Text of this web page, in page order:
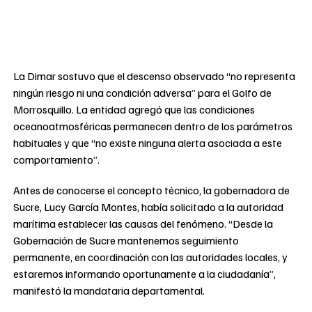
La Dimar sostuvo que el descenso observado “no representa
ningún riesgo ni una condición adversa” para el Golfo de
Morrosquillo. La entidad agregó que las condiciones
oceanoatmosféricas permanecen dentro de los parámetros
habituales y que “no existe ninguna alerta asociada a este
comportamiento”.
Antes de conocerse el concepto técnico, la gobernadora de
Sucre, Lucy García Montes, había solicitado a la autoridad
marítima establecer las causas del fenómeno. “Desde la
Gobernación de Sucre mantenemos seguimiento
permanente, en coordinación con las autoridades locales, y
estaremos informando oportunamente a la ciudadanía”,
manifestó la mandataria departamental.